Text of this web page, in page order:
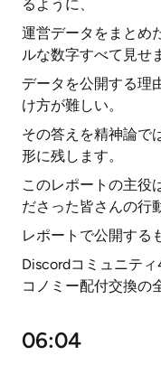
るように、
運営データをまとめ
ルな数字すべて見せ
データを公開する理
け方が難しい。
その答えを精神論で
形に残します。
このレポートの主役
ださった皆さんの行
レポートで公開する
Discordコミュニテ
コノミー配付交換の
06:04